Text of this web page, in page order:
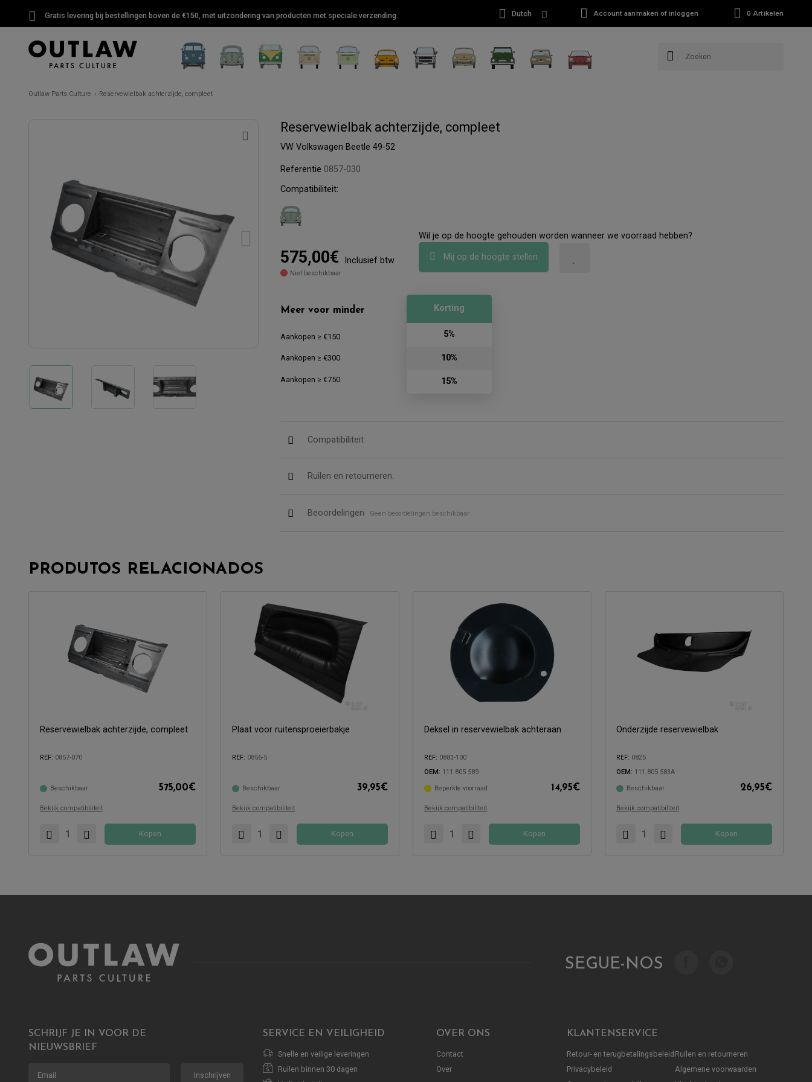
Gratis levering bij bestellingen boven de €150, met uitzondering van producten met speciale verzending. Dutch Account aanmaken of inloggen 0Artikelen
Outlaw Parts Culture Reservewielbak achterzijde, compleet
Reservewielbak achterzijde, compleet
VW Volkswagen Beetle 49-52
Referentie 0857-030
Compatibiliteit:
575,00€ Inclusief btw
Wil je op de hoogte gehouden worden wanneer we voorraad hebben?
Mij op de hoogte stellen
Niet beschikbaar
Meer voor minder
Aankopen ≥ €150
Aankopen ≥ €300
Aankopen ≥ €750
Korting
5%
10%
15%
Compatibiliteit
Ruilen en retourneren.
Beoordelingen Geen beoordelingen beschikbaar
PRODUTOS RELACIONADOS
Reservewielbak achterzijde, compleet
REF: 0857-070
Beschikbaar 575,00€
Bekijk compatibiliteit
Compatibel met:
Kopen
Plaat voor ruitensproeierbakje
REF: 0856-5
Beschikbaar 39,95€
Bekijk compatibiliteit
Kopen
Deksel in reservewielbak achteraan
REF: 0883-100
OEM: 111 805 589
Beperkte voorraad 14,95€
Bekijk compatibiliteit
Compatibel met:
Kopen
Onderzijde reservewielbak
REF: 0825
OEM: 111 805 583A
Beschikbaar 26,95€
Bekijk compatibiliteit
Compatibel met:
Kopen
SEGUE-NOS
SCHRIJF JE IN VOOR DE
NIEUWSBRIEF
Inschrijven
SERVICE EN VEILIGHEID
Snelle en veilige leveringen
Ruilen binnen 30 dagen
OVER ONS
Contact
Over
KLANTENSERVICE
Retour- en terugbetalingsbeleid
Privacybeleid
Ruilen en retourneren
Algemene voorwaarden